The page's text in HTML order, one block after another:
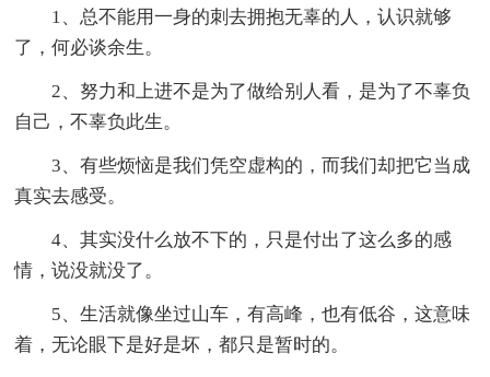
1、总不能用一身的刺去拥抱无辜的人，认识就够
了，何必谈余生。
2、努力和上进不是为了做给别人看，是为了不辜负
自己，不辜负此生。
3、有些烦恼是我们凭空虚构的，而我们却把它当成
真实去感受。
4、其实没什么放不下的，只是付出了这么多的感
情，说没就没了。
5、生活就像坐过山车，有高峰，也有低谷，这意味
着，无论眼下是好是坏，都只是暂时的。